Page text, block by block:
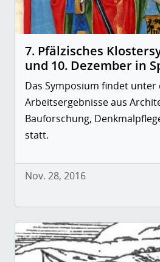
7. Pfälzisches
und 10. Dezember in
Das Symposium findet unter
Arbeitsergebnisse aus
Bauforschung,
statt.
Nov. 28, 2016